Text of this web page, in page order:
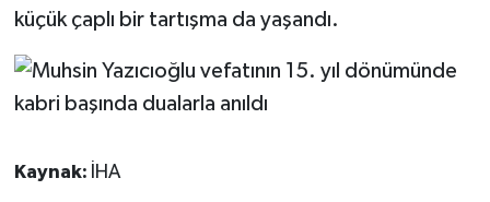
küçük çaplı bir tartışma da yaşandı.
Kaynak: İHA